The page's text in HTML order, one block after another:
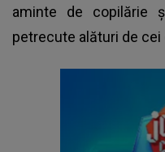
aminte de copilărie
petrecute alături de cei